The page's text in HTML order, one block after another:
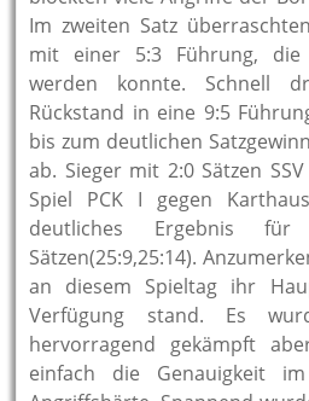
Im zweiten Satz
mit einer 5:3 Führung,
werden konnte. Schnell
Rückstand in eine 9:5
bis zum deutlichen
ab. Sieger mit 2:0 Sätzen
Spiel PCK I gegen
deutliches Ergebnis
Sätzen(25:9,25:14).
an diesem Spieltag ihr
Verfügung stand. Es
hervorragend gekämpft
einfach die Genauigkeit